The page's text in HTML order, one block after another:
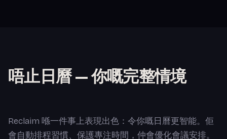
唔止日曆 — 你嘅完整情境
Reclaim 喺一件事上表現出色：令你嘅日曆更智能。佢
會自動排程習慣、保護專注時間，仲會優化會議安排。